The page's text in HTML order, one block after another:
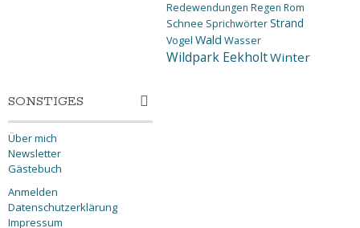
Redewendungen Regen Rom
Schnee SprichwörterStrand
Vogel Wald Wasser
Wildpark EekholtWinter
SONSTIGES
Über mich
Newsletter
Gästebuch
Anmelden
Datenschutzerklärung
Impressum